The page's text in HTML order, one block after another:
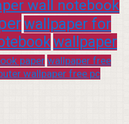
wall notebook
wallpaper for
wallpaper
paperwallpaper free
wallpaper free pc